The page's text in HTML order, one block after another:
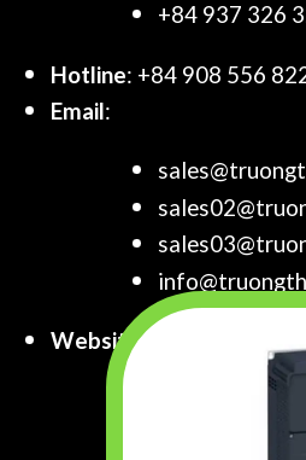
+84 937 326
Hotline: +84 908 556
Email:
Website: